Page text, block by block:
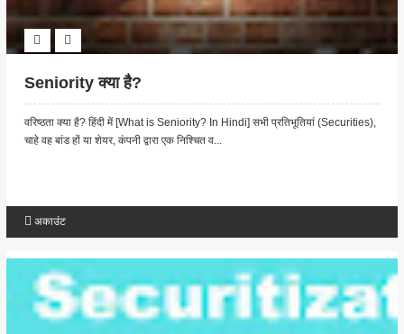
Seniority क्या है?
वरिष्ठता क्या है? हिंदी में [What is Seniority? In Hindi] सभी प्रतिभूतियां (Securities),
चाहे वह बांड हों या शेयर, कंपनी द्वारा एक निश्चित व...
अकाउंट